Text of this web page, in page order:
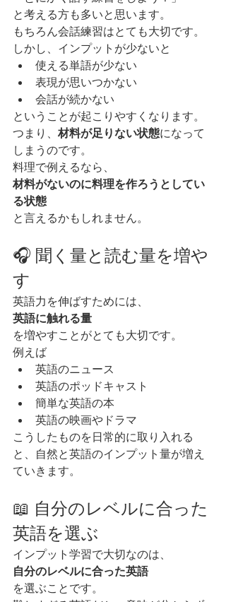
と考える方も多いと思います。
もちろん会話練習はとても大切です。
しかし、インプットが少ないと
使える単語が少ない
表現が思いつかない
会話が続かない
ということが起こりやすくなります。
つまり、 材料が足りない状態になって
しまうのです。
料理で例えるなら、
材料がないのに料理を作ろうとしてい
る状態
と言えるかもしれません。
🎧 聞く量と読む量を増や
す
英語力を伸ばすためには、
英語に触れる量
を増やすことがとても大切です。
例えば
英語のニュース
英語のポッドキャスト
簡単な英語の本
英語の映画やドラマ
こうしたものを日常的に取り入れる
と、自然と英語のインプット量が増え
ていきます。
📖 自分のレベルに合った
英語を選ぶ
インプット学習で大切なのは、
自分のレベルに合った英語
を選ぶことです。